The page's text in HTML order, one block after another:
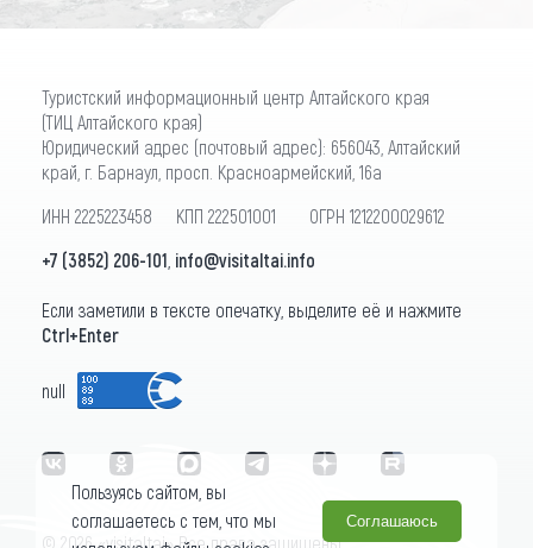
Туристский информационный центр Алтайского края
(ТИЦ Алтайского края)
Юридический адрес (почтовый адрес): 656043, Алтайский
край, г. Барнаул, просп. Красноармейский, 16а
ИНН 2225223458 КПП 222501001 ОГРН 1212200029612
+7 (3852) 206-101 info@visitaltai.info
Если заметили в тексте опечатку, выделите её и нажмите
Ctrl+Enter
null
© 2026 «visitaltai» Все права защищены.
Пользуясь сайтом, вы
соглашаетесь с тем, что мы
Соглашаюсь